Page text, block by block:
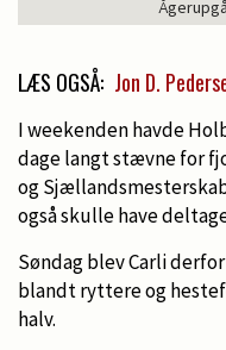
LÆS OGSÅ: Jon D.
I weekenden havde
dage langt stævne for
og
også skulle have
Søndag blev Carli
blandt ryttere og
halv.